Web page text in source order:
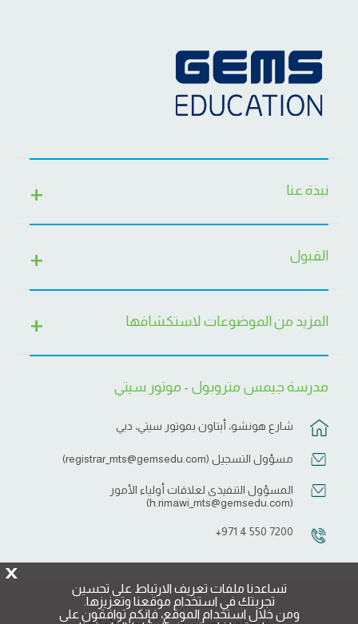
نبذة عنا
القبول
المزيد من الموضوعات لاستكشافها
مدرسة جيمس متروبول - موتور سيتي
شارع هونشو، أبتاون بموتور سيتي، دبي
مسؤول التسجيل (registrar_mts@gemsedu.com
)
المسؤول التنفيذى لعلاقات أولياء الأمور
(
h.rimawi_mts@gemsedu.com
)
7200 550 4 971+
X
تساعدنا ملفات تعريف الارتباط على تحسين
تجربتك في استخدام موقعنا وتعزيزها.
ومن خلال استخدام الموقع، فإنكم توافقون على